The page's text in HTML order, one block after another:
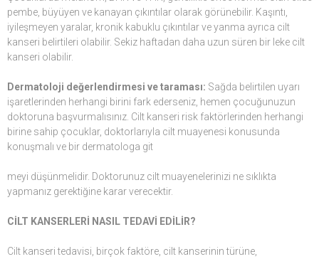
pembe, büyüyen ve kanayan çıkıntılar olarak görünebilir. Kaşıntı,
iyileşmeyen yaralar, kronik kabuklu çıkıntılar ve yanma ayrıca cilt
kanseri belirtileri olabilir. Sekiz haftadan daha uzun süren bir leke cilt
kanseri olabilir.
Dermatoloji değerlendirmesi ve taraması: Sağda belirtilen uyarı
işaretlerinden herhangi birini fark ederseniz, hemen çocuğunuzun
doktoruna başvurmalısınız. Cilt kanseri risk faktörlerinden herhangi
birine sahip çocuklar, doktorlarıyla cilt muayenesi konusunda
konuşmalı ve bir dermatologa git
meyi düşünmelidir. Doktorunuz cilt muayenelerinizi ne sıklıkta
yapmanız gerektiğine karar verecektir.
CİLT KANSERLERİ NASIL TEDAVİ EDİLİR?
Cilt kanseri tedavisi, birçok faktöre, cilt kanserinin türüne,